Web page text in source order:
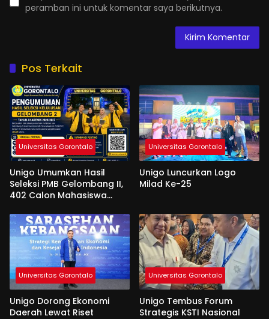
peramban ini untuk komentar saya berikutnya.
Pos Terkait
Universitas Gorontalo
Unigo Umumkan Hasil
Seleksi PMB Gelombang II,
402 Calon Mahasiswa
Universitas Gorontalo
Unigo Luncurkan Logo
Milad Ke-25
Universitas Gorontalo
Unigo Dorong Ekonomi
Daerah Lewat Riset
Universitas Gorontalo
Unigo Tembus Forum
Strategis KSTI Nasional